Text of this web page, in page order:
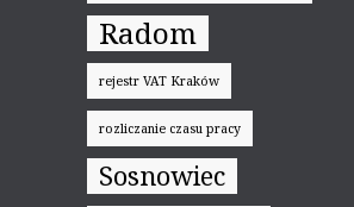
Radom
rejestr VAT Kraków
rozliczanie czasu pracy
Sosnowiec